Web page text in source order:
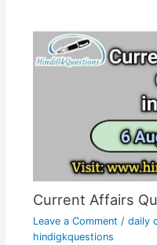
Current Affairs
Leave a Comment / daily
hindigkquestions